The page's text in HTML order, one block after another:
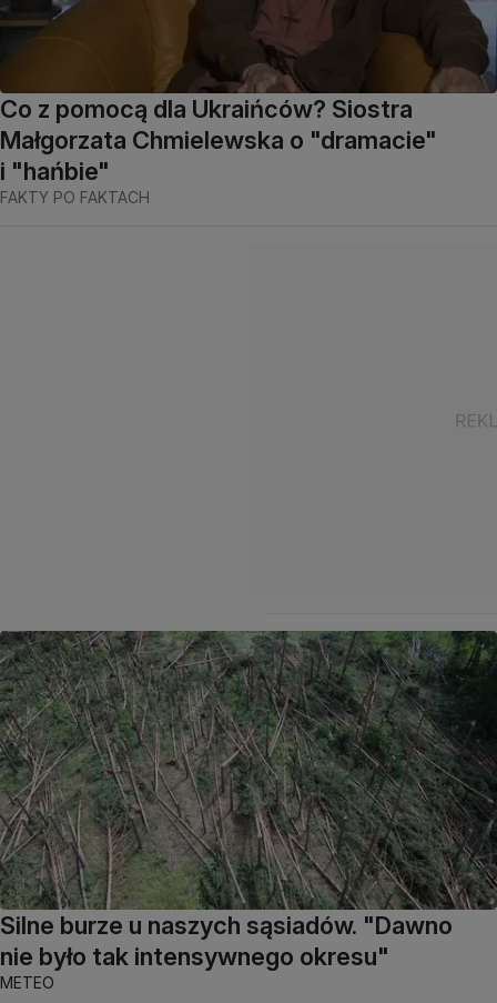
Co z pomocą dla Ukraińców? Siostra
Małgorzata Chmielewska o "dramacie"
i "hańbie"
FAKTY PO FAKTACH
Silne burze u naszych sąsiadów. "Dawno
nie było tak intensywnego okresu"
METEO